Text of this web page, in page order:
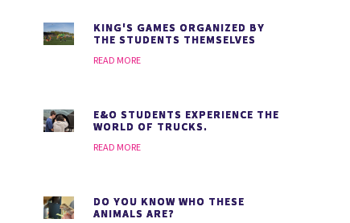
KING'S GAMES ORGANIZED BY
THE STUDENTS THEMSELVES
READ MORE
E&O STUDENTS EXPERIENCE THE
WORLD OF TRUCKS.
READ MORE
DO YOU KNOW WHO THESE
ANIMALS ARE?